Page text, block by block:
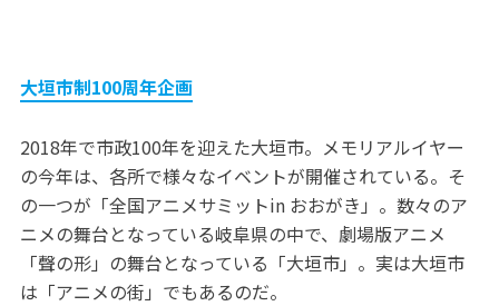
大垣市制100周年企画
2018年で市政100年を迎えた大垣市。メモリアルイヤー
の今年は、各所で様々なイベントが開催されている。そ
の一つが「全国アニメサミットin おおがき」。数々のア
ニメの舞台となっている岐阜県の中で、劇場版アニメ
「聲の形」の舞台となっている「大垣市」。実は大垣市
は「アニメの街」でもあるのだ。